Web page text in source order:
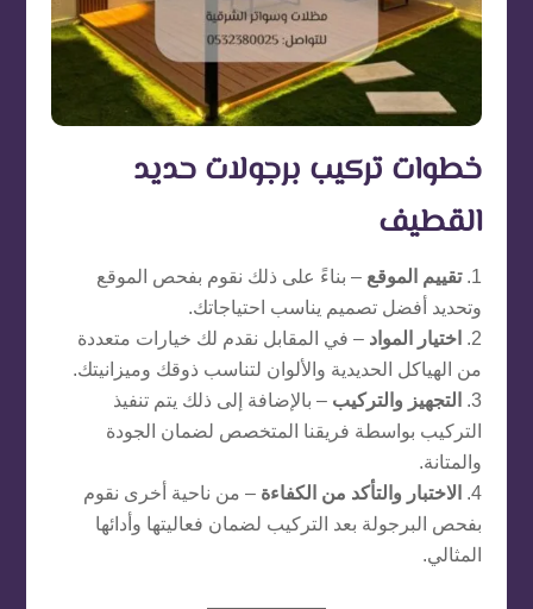
خطوات تركيب برجولات حديد
القطيف
تقييم الموقع – بناءً على ذلك نقوم بفحص الموقع
وتحديد أفضل تصميم يناسب احتياجاتك.
اختيار المواد – في المقابل نقدم لك خيارات متعددة
من الهياكل الحديدية والألوان لتناسب ذوقك وميزانيتك.
التجهيز والتركيب – بالإضافة إلى ذلك يتم تنفيذ
التركيب بواسطة فريقنا المتخصص لضمان الجودة
والمتانة.
الاختبار والتأكد من الكفاءة – من ناحية أخرى نقوم
بفحص البرجولة بعد التركيب لضمان فعاليتها وأدائها
المثالي.